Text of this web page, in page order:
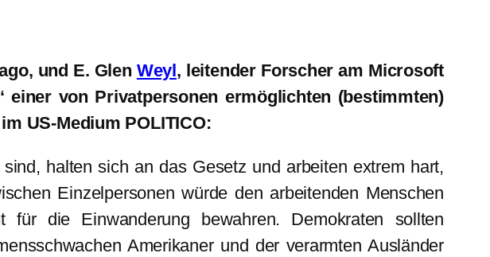
und E. Glen Weyl , leitender Forscher am Microsoft
einer von Privatpersonen ermöglichten (bestimmten)
US-Medium POLITICO:
halten sich an das Gesetz und arbeiten extrem hart,
Einzelpersonen würde den arbeitenden Menschen
für die Einwanderung bewahren. Demokraten sollten
Amerikaner und der verarmten Ausländer